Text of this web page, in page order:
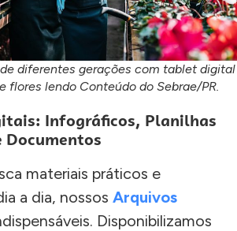
diferentes gerações com tablet digital
flores lendo Conteúdo do Sebrae/PR.
Infográficos, Planilhas
Documentos
materiais práticos e
a dia, nossos Arquivos
Disponibilizamos